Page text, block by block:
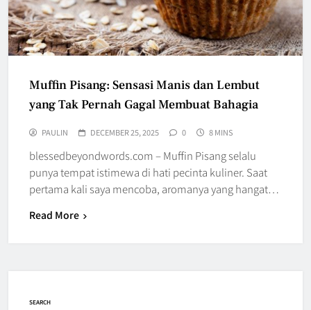
Muffin Pisang: Sensasi Manis dan Lembut
yang Tak Pernah Gagal Membuat Bahagia
PAULIN DECEMBER 25, 2025 0 8 MINS
blessedbeyondwords.com – Muffin Pisang selalu
punya tempat istimewa di hati pecinta kuliner. Saat
pertama kali saya mencoba, aromanya yang hangat…
Read More
SEARCH